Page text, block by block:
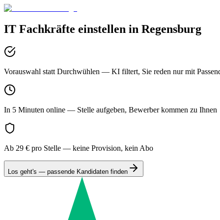
IT Fachkräfte einstellen in Regensburg
Vorauswahl statt Durchwühlen — KI filtert, Sie reden nur mit
In 5 Minuten online — Stelle aufgeben, Bewerber kommen zu Ihnen
Ab 29 € pro Stelle — keine Provision, kein Abo
Los geht's — passende Kandidaten finden